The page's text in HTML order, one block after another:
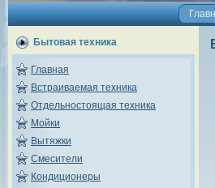
Бытовая техника
Главная
Встраиваемая техника
Отдельностоящая техника
Мойки
Вытяжки
Смесители
Кондиционеры